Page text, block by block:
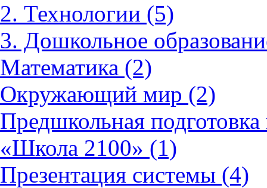
2. Технологии (5)
3. Дошкольное
Математика (2)
Окружающий мир (2)
Предшкольная
«Школа 2100» (1)
Презентация системы (4)